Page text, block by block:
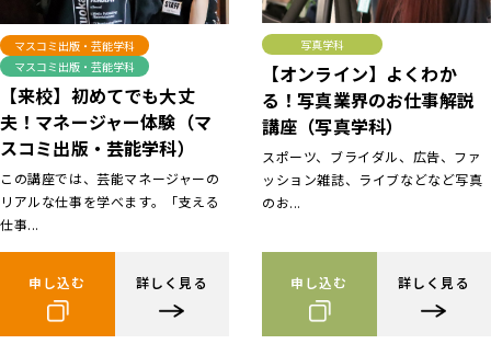
マスコミ出版・芸能学科
マスコミ出版・芸能学科
【来校】初めてでも大丈
夫！マネージャー体験（マ
スコミ出版・芸能学科）
この講座では、芸能マネージャーの
リアルな仕事を学べます。「支える
仕事...
申し込む 詳しく見る
写真学科
【オンライン】よくわか
る！写真業界のお仕事解説
講座（写真学科）
スポーツ、ブライダル、広告、ファ
ッション雑誌、ライブなどなど写真
のお...
申し込む 詳しく見る